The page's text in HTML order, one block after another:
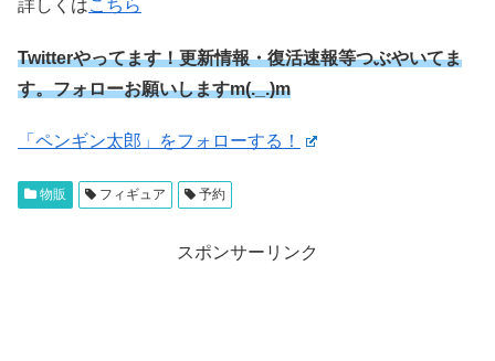
詳しくはこちら
Twitterやってます！更新情報・復活速報等つぶやいてま
す。フォローお願いしますm(._.)m
「ペンギン太郎」をフォローする！
物販 フィギュア 予約
スポンサーリンク